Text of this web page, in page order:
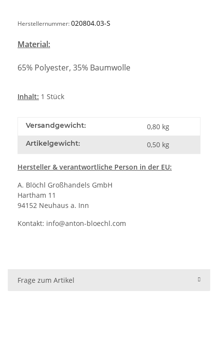
Herstellernummer:020804.03-S
Material:
65% Polyester, 35% Baumwolle
Inhalt: 1 Stück
Versandgewicht: 0,80 kg
Artikelgewicht: 0,50 kg
Hersteller & verantwortliche Person in der EU:
A. Blöchl Großhandels GmbH
Hartham 11
94152 Neuhaus a. Inn
Kontakt: info@anton-bloechl.com
Frage zum Artikel